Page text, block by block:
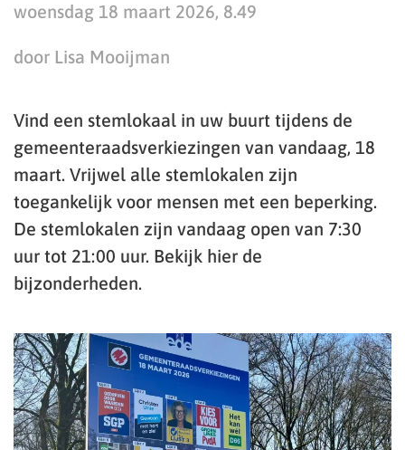
woensdag 18 maart 2026, 8.49
door Lisa Mooijman
Vind een stemlokaal in uw buurt tijdens de
gemeenteraadsverkiezingen van vandaag, 18
maart. Vrijwel alle stemlokalen zijn
toegankelijk voor mensen met een beperking.
De stemlokalen zijn vandaag open van 7:30
uur tot 21:00 uur. Bekijk hier de
bijzonderheden.